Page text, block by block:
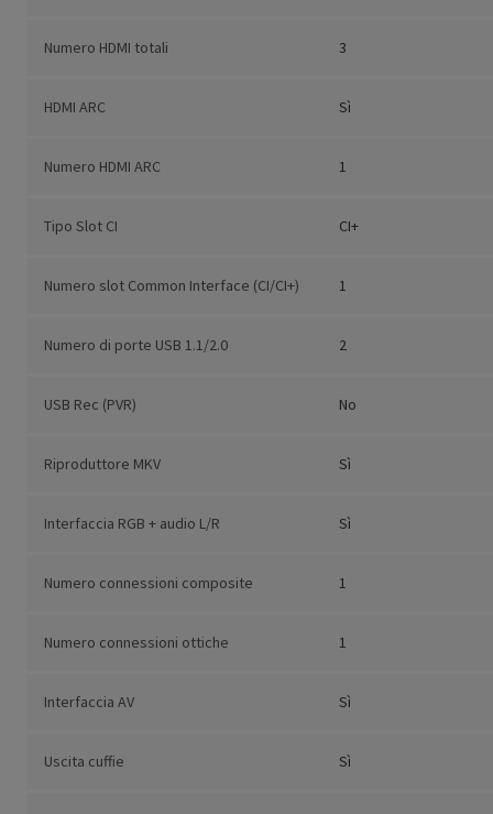
Numero HDMI totali 3
HDMI ARC Sì
Numero HDMI ARC 1
Tipo Slot CI CI+
Numero slot Common Interface (CI/CI+) 1
Numero di porte USB 1.1/2.0 2
USB Rec (PVR) No
Riproduttore MKV Sì
Interfaccia RGB + audio L/R Sì
Numero connessioni composite 1
Numero connessioni ottiche 1
Interfaccia AV Sì
Uscita cuffie Sì